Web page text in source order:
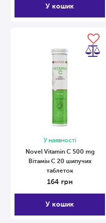
У кошик
У наявності
Novel Vitamin С 500 mg
Вітамін С 20 шипучих
таблеток
164 грн
У кошик